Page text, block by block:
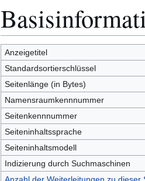
Navigation
Suche
Anzeigetitel
Standardsortierschlüssel
Seitenlänge (in Bytes)
Namensraumkennnummer
Seitenkennnummer
Seiteninhaltssprache
Seiteninhaltsmodell
Indizierung durch Suchmaschinen
Anzahl der Weiterleitungen zu dieser